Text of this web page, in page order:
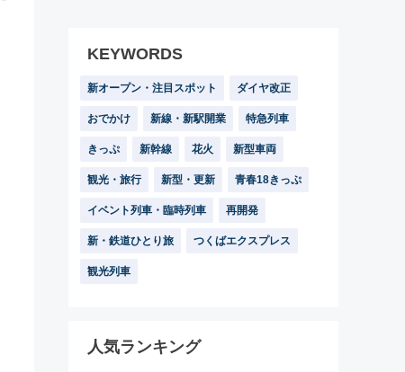
KEYWORDS
新オープン・注目スポット ダイヤ改正
おでかけ 新線・新駅開業 特急列車
きっぷ 新幹線 花火 新型車両
観光・旅行 新型・更新 青春18きっぷ
イベント列車・臨時列車 再開発
新・鉄道ひとり旅 つくばエクスプレス
観光列車
人気ランキング